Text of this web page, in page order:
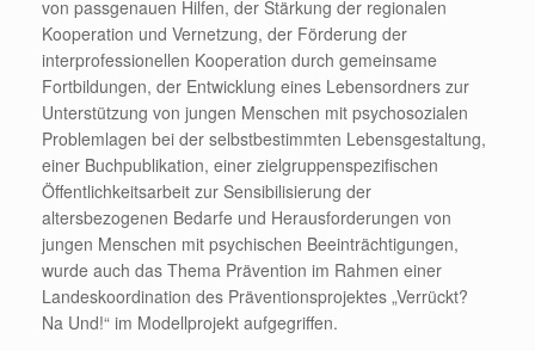
von passgenauen Hilfen, der Stärkung der regionalen
Kooperation und Vernetzung, der Förderung der
interprofessionellen Kooperation durch gemeinsame
Fortbildungen, der Entwicklung eines Lebensordners zur
Unterstützung von jungen Menschen mit psychosozialen
Problemlagen bei der selbstbestimmten Lebensgestaltung,
einer Buchpublikation, einer zielgruppenspezifischen
Öffentlichkeitsarbeit zur Sensibilisierung der
altersbezogenen Bedarfe und Herausforderungen von
jungen Menschen mit psychischen Beeinträchtigungen,
wurde auch das Thema Prävention im Rahmen einer
Landeskoordination des Präventionsprojektes „Verrückt?
Na Und!“ im Modellprojekt aufgegriffen.